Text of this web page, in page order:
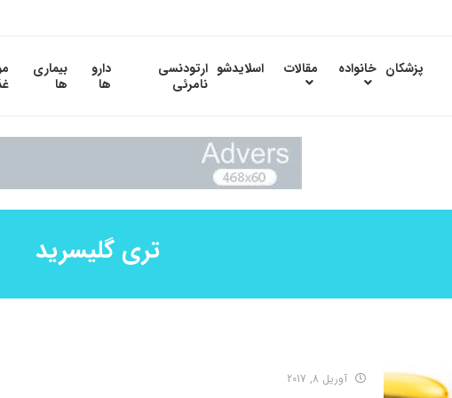
پزشکان خانواده مقالات اسلایدشو ارتودنسی
نامرئی
دارو
ها
بیماری
ها
تری گلیسرید
آوریل 8, 2017